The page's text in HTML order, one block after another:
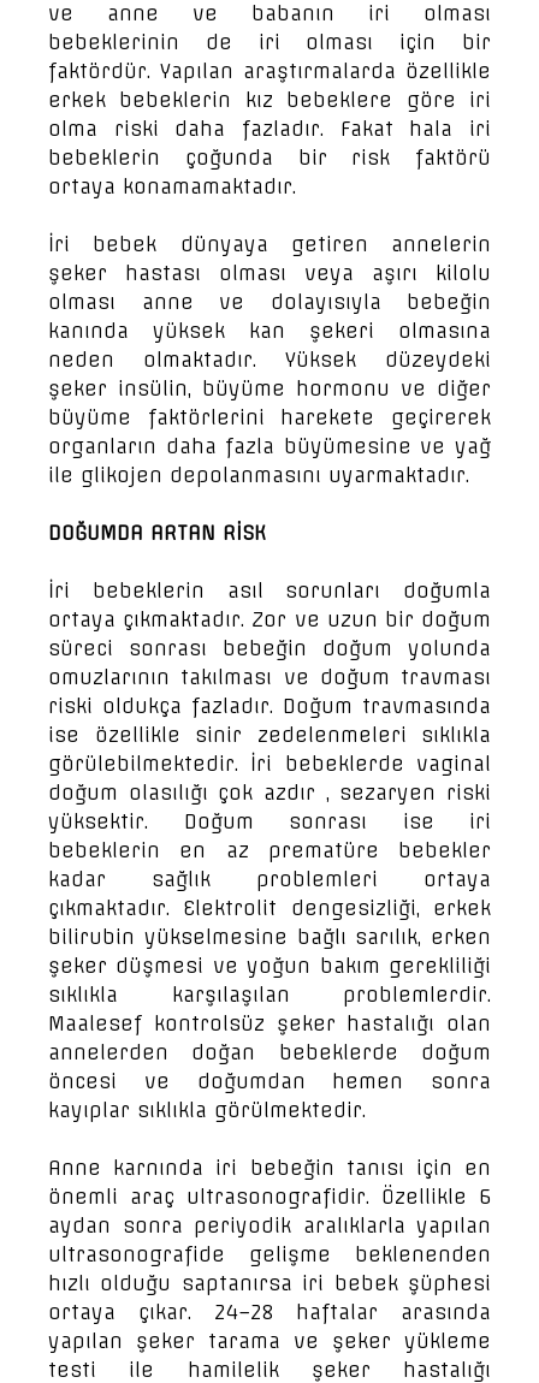
ve anne ve babanın iri olması
bebeklerinin de iri olması için bir
faktördür. Yapılan araştırmalarda özellikle
erkek bebeklerin kız bebeklere göre iri
olma riski daha fazladır. Fakat hala iri
bebeklerin çoğunda bir risk faktörü
ortaya konamamaktadır.
İri bebek dünyaya getiren annelerin
şeker hastası olması veya aşırı kilolu
olması anne ve dolayısıyla bebeğin
kanında yüksek kan şekeri olmasına
neden olmaktadır. Yüksek düzeydeki
şeker insülin, büyüme hormonu ve diğer
büyüme faktörlerini harekete geçirerek
organların daha fazla büyümesine ve yağ
ile glikojen depolanmasını uyarmaktadır.
DOĞUMDA ARTAN RİSK
İri bebeklerin asıl sorunları doğumla
ortaya çıkmaktadır. Zor ve uzun bir doğum
süreci sonrası bebeğin doğum yolunda
omuzlarının takılması ve doğum travması
riski oldukça fazladır. Doğum travmasında
ise özellikle sinir zedelenmeleri sıklıkla
görülebilmektedir. İri bebeklerde vaginal
doğum olasılığı çok azdır , sezaryen riski
yüksektir. Doğum sonrası ise iri
bebeklerin en az prematüre bebekler
kadar sağlık problemleri ortaya
çıkmaktadır. Elektrolit dengesizliği, erkek
bilirubin yükselmesine bağlı sarılık, erken
şeker düşmesi ve yoğun bakım gerekliliği
sıklıkla karşılaşılan problemlerdir.
Maalesef kontrolsüz şeker hastalığı olan
annelerden doğan bebeklerde doğum
öncesi ve doğumdan hemen sonra
kayıplar sıklıkla görülmektedir.
Anne karnında iri bebeğin tanısı için en
önemli araç ultrasonografidir. Özellikle 6
aydan sonra periyodik aralıklarla yapılan
ultrasonografide gelişme beklenenden
hızlı olduğu saptanırsa iri bebek şüphesi
ortaya çıkar. 24–28 haftalar arasında
yapılan şeker tarama ve şeker yükleme
testi ile hamilelik şeker hastalığı